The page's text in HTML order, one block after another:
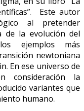
Este autor
al pretender
de la evolución del
ejemplos más
newtoniana
En ese universo de
consideración la
variantes que
humano.